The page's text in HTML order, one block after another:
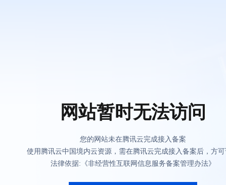
网站暂时无法访问
您的网站未在腾讯云完成接入备案
使用腾讯云中国境内云资源，需在腾讯云完成接入备案后，方
法律依据:《非经营性互联网信息服务备案管理办法》